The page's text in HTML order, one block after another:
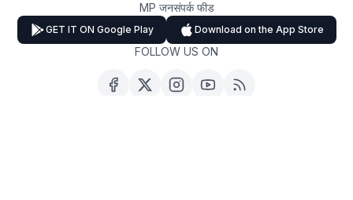
MP जनसंपर्क फीड
GET IT ON Google Play Download on the App Store
FOLLOW US ON